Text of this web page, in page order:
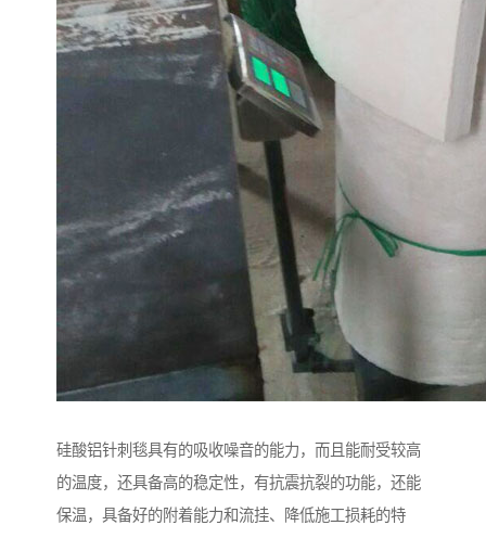
硅酸铝针刺毯具有的吸收噪音的能力，而且能耐受较高
的温度，还具备高的稳定性，有抗震抗裂的功能，还能
保温，具备好的附着能力和流挂、降低施工损耗的特